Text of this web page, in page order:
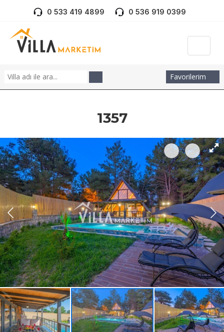
0 533 419 4899 0 536 919 0399
Favorilerim
1357